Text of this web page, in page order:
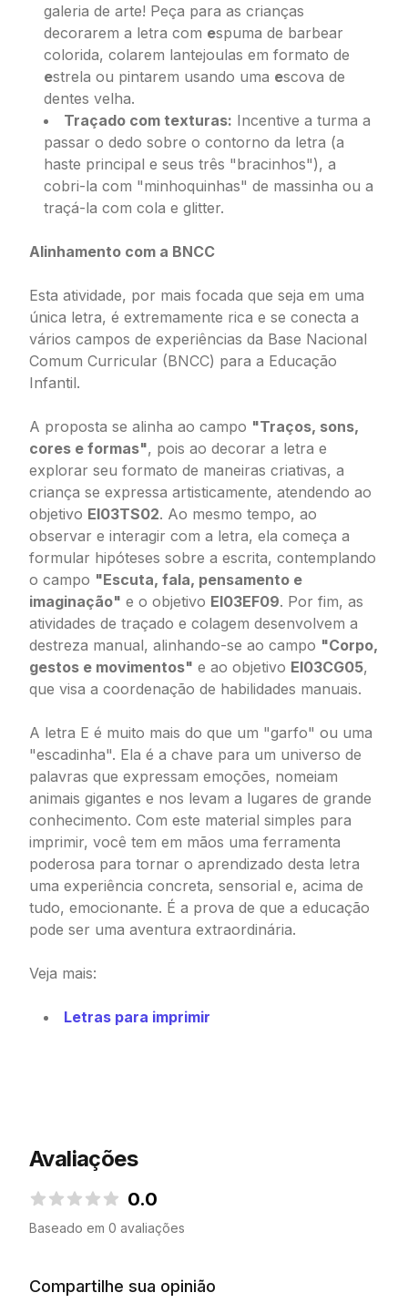
galeria de arte! Peça para as crianças
decorarem a letra com espuma de barbear
colorida, colarem lantejoulas em formato de
estrela ou pintarem usando uma escova de
dentes velha.
Traçado com texturas: Incentive a turma a
passar o dedo sobre o contorno da letra (a
haste principal e seus três "bracinhos"), a
cobri-la com "minhoquinhas" de massinha ou a
traçá-la com cola e glitter.
Alinhamento com a BNCC
Esta atividade, por mais focada que seja em uma
única letra, é extremamente rica e se conecta a
vários campos de experiências da Base Nacional
Comum Curricular (BNCC) para a Educação
Infantil.
A proposta se alinha ao campo "Traços, sons,
cores e formas", pois ao decorar a letra e
explorar seu formato de maneiras criativas, a
criança se expressa artisticamente, atendendo ao
objetivo EI03TS02. Ao mesmo tempo, ao
observar e interagir com a letra, ela começa a
formular hipóteses sobre a escrita, contemplando
o campo "Escuta, fala, pensamento e
imaginação" e o objetivo EI03EF09. Por fim, as
atividades de traçado e colagem desenvolvem a
destreza manual, alinhando-se ao campo "Corpo,
gestos e movimentos" e ao objetivo EI03CG05,
que visa a coordenação de habilidades manuais.
A letra E é muito mais do que um "garfo" ou uma
"escadinha". Ela é a chave para um universo de
palavras que expressam emoções, nomeiam
animais gigantes e nos levam a lugares de grande
conhecimento. Com este material simples para
imprimir, você tem em mãos uma ferramenta
poderosa para tornar o aprendizado desta letra
uma experiência concreta, sensorial e, acima de
tudo, emocionante. É a prova de que a educação
pode ser uma aventura extraordinária.
Veja mais:
Letras para imprimir
Avaliações
0.0
Baseado em 0 avaliações
Compartilhe sua opinião